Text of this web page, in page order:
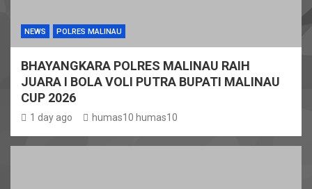
NEWS POLRES MALINAU
BHAYANGKARA POLRES MALINAU RAIH
JUARA I BOLA VOLI PUTRA BUPATI MALINAU
CUP 2026
1 day ago humas10 humas10